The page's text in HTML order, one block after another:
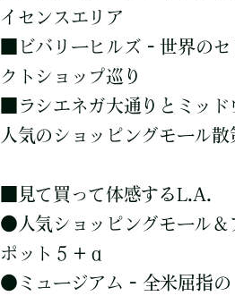
イセンスエリア
ビバリーヒルズ - 世界の
クトショップ巡り
ラシエネガ大通りとミッ
人気のショッピングモール散
見て買って体感するL.A.
● 人気ショッピングモール
ポット５＋α
● ミュージアム - 全米屈指